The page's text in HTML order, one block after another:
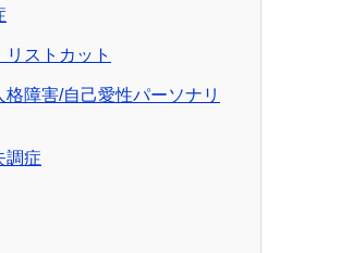
リストカット
格障害/自己愛性パーソナリ
調症